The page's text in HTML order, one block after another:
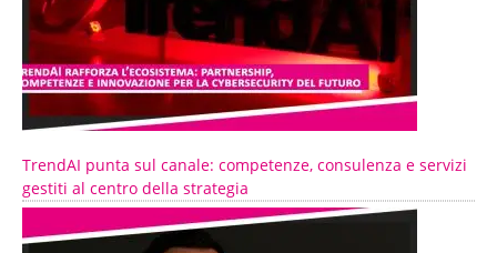
TrendAI punta sul canale: competenze, consulenza e servizi
gestiti al centro della strategia